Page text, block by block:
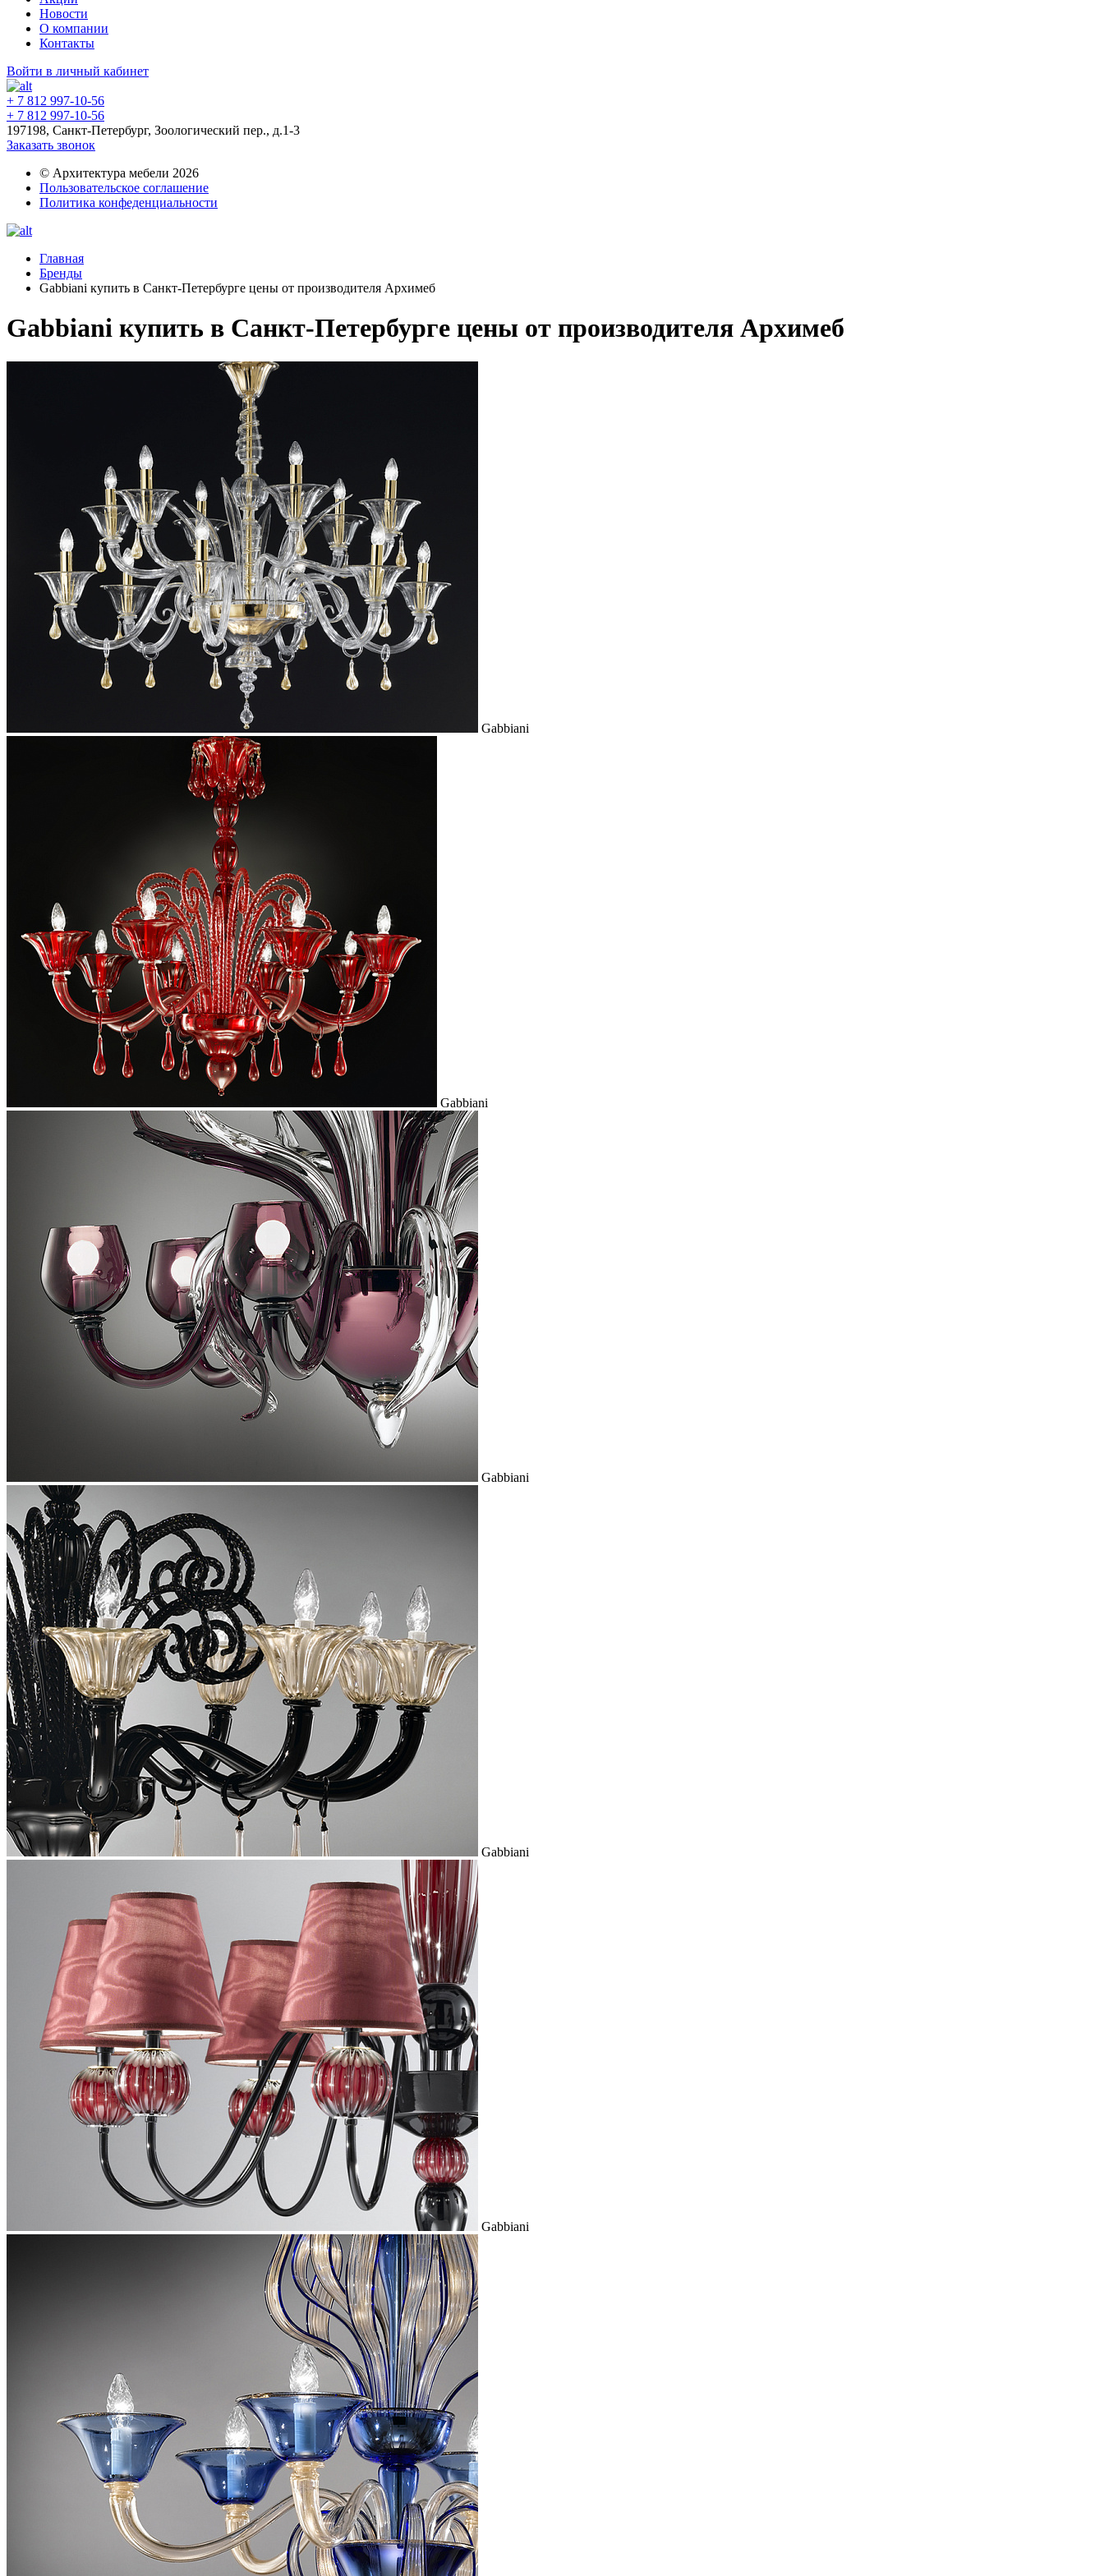
Новости
О компании
Контакты
Войти в личный кабинет
+ 7 812 997-10-56
+ 7 812 997-10-56
197198, Санкт-Петербург, Зоологический пер., д.1-3
Заказать звонок
© Архитектура мебели 2026
Пользовательское соглашение
Политика конфеденциальности
Главная
Бренды
Gabbiani купить в Санкт-Петербурге цены от производителя Архимеб
Gabbiani купить в Санкт-Петербурге цены от производителя Архимеб
Gabbiani
Gabbiani
Gabbiani
Gabbiani
Gabbiani